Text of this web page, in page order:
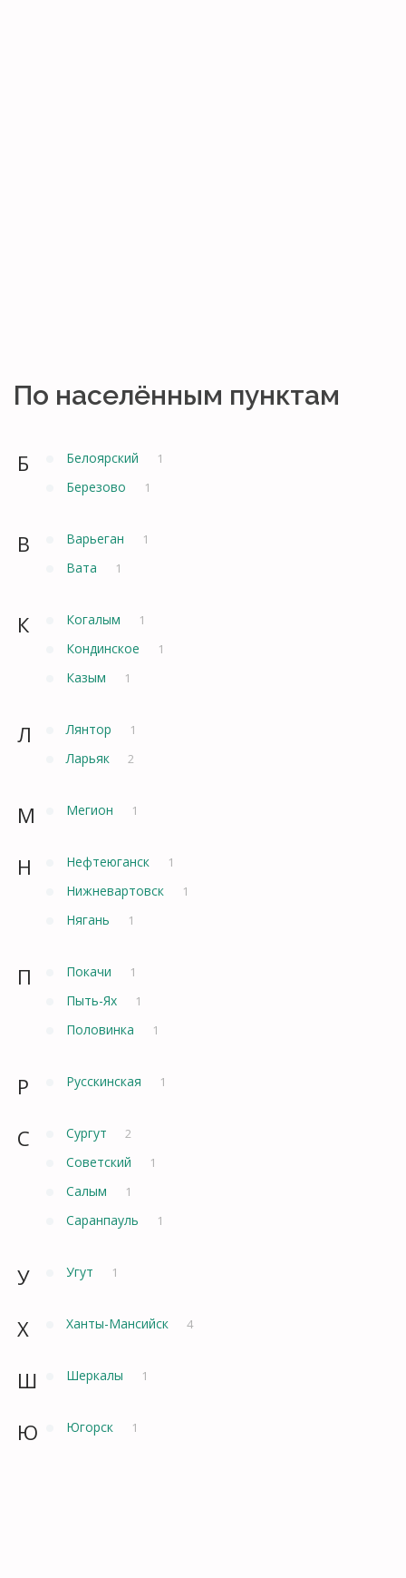
По населённым пунктам
Б Белоярский 1
Березово 1
В Варьеган 1
Вата 1
К Когалым 1
Кондинское 1
Казым 1
Л Лянтор 1
Ларьяк 2
М Мегион 1
Н Нефтеюганск 1
Нижневартовск 1
Нягань 1
П Покачи 1
Пыть-Ях 1
Половинка 1
Р Русскинская 1
С Сургут 2
Советский 1
Салым 1
Саранпауль 1
У Угут 1
Х Ханты-Мансийск 4
Ш Шеркалы 1
Ю Югорск 1